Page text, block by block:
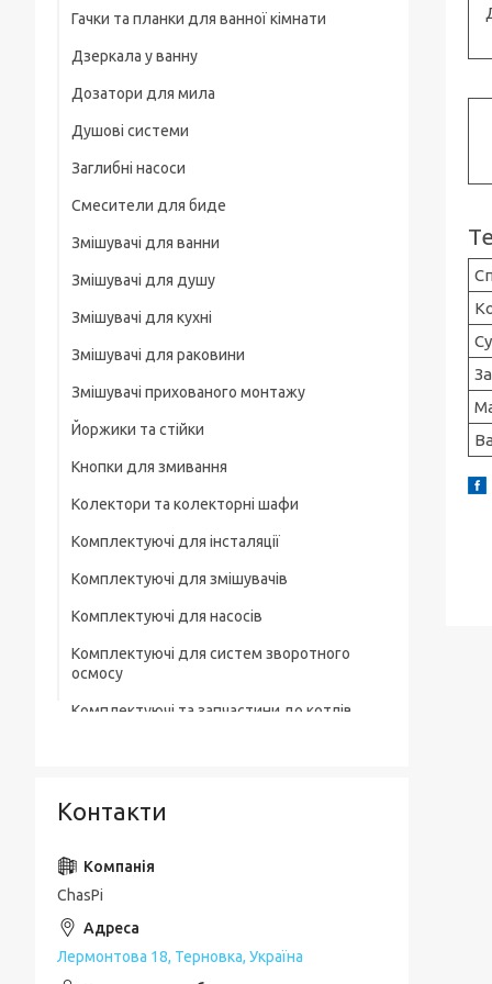
На груди / плече / пояс
Штативні головки
Магнітні тримачі
Для велосипеда, мотоцикла
Гачки та планки для ванної кімнати
Дзеркала у ванну
Дозатори для мила
Душові системи
Заглибні насоси
Смесители для биде
Змішувачі для ванни
Змішувачі для душу
Змішувачі для кухні
Змішувачі для раковини
Змішувачі прихованого монтажу
Йоржики та стійки
Кнопки для змивання
Колектори та колекторні шафи
Комплектуючі для інсталяції
Комплектуючі для змішувачів
Комплектуючі для насосів
Комплектуючі для систем зворотного
осмосу
Комплектуючі та запчастини до котлів
Лотки для зливної каналізації
Мильниці
Монтажні елементи
Набори для ванної кімнати
Контакти
ChasPi
Лермонтова 18, Терновка, Україна